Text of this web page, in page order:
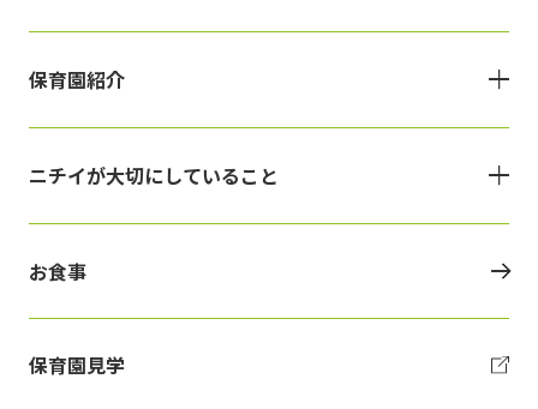
保育園紹介
ニチイが大切にしていること
お食事
保育園見学